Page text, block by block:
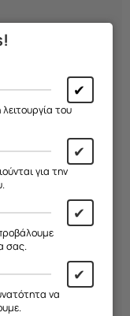
αγκράφα)
Ultra 2
/ 49mm
χρήση
φθορά
✔
του
✔
για την
✔
σας.
✔
να